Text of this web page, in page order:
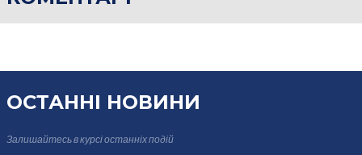
ОСТАННІ НОВИНИ
Залишайтесь в курсіостанніх подій